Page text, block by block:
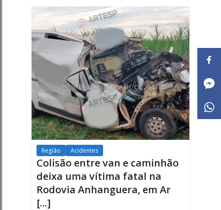
Região Acidentes
Colisão entre van e caminhão
deixa uma vítima fatal na
Rodovia Anhanguera, em Ar
[...]